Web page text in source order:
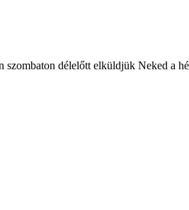
délelőtt elküldjük Neked a